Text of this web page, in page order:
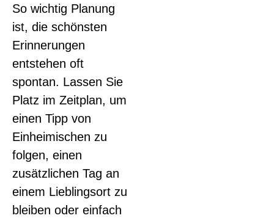
So wichtig Planung
ist, die schönsten
Erinnerungen
entstehen oft
spontan. Lassen Sie
Platz im Zeitplan, um
einen Tipp von
Einheimischen zu
folgen, einen
zusätzlichen Tag an
einem Lieblingsort zu
bleiben oder einfach